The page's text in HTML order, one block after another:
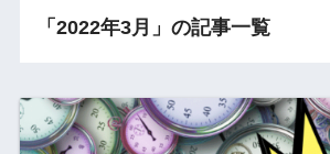
「2022年3月」の記事一覧